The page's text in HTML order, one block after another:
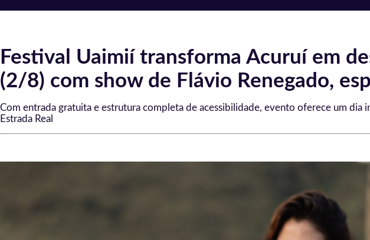
Festival Uaimií transforma Acuruí em
(2/8) com show de Flávio Renegado,
Com entrada gratuita e estrutura completa de acessibilidade, evento oferece um dia
Estrada Real